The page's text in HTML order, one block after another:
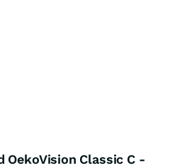
OekoVision Classic C -